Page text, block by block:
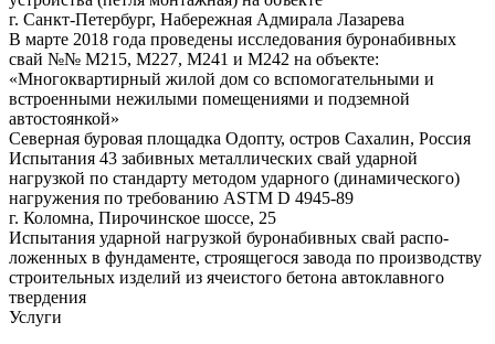
г. Санкт-Петербург, Набережная Адмирала Лазарева
В марте 2018 года проведены исследования буронабивных
свай №№ М215, М227, М241 и М242 на объекте:
«Многоквартирный жилой дом со вспомогательными и
встроенными нежилыми помещениями и подземной
автостоянкой»
Северная буровая площадка Одопту, остров Сахалин, Россия
Испытания 43 забивных металлических свай ударной
нагрузкой по стандарту методом ударного (динамического)
нагружения по требованию ASTM D 4945-89
г. Коломна, Пирочинское шоссе, 25
Испытания ударной нагрузкой буронабивных свай распо­
ложенных в фундаменте, строящегося завода по производству
строительных изделий из ячеистого бетона автоклавного
твердения
Услуги